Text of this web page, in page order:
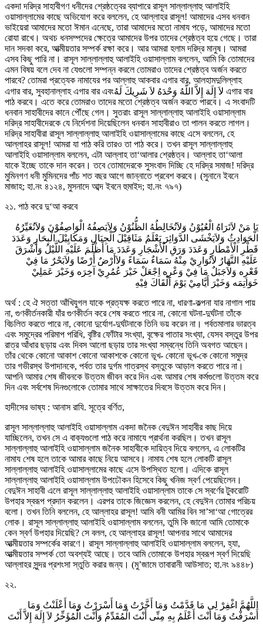
একদা দরিদ্র সাহাবীগণ ধনীদের শ্রেষ্ঠত্বের ব্যাপারে রাসূল সাল্লাল্লাহু আলাইহি
ওয়াসাল্লামের কাছে অভিযোগ করে বললেন, হে আল্লাহর রাসূল! আমাদের এসব ধনবান
ভাইয়েরা আমাদের মতো ঈমান এনেছে, তারা আমাদের মতো নামায পড়ে, আমাদের মতো
রোযা রাখে। অথচ ধনসম্পদের ক্ষেত্রে আমাদের উপর তাদের শ্রেষ্ঠত্ব হয়ে গেছে। তারা
দান সদকা করে, আত্মীয়তার সম্পর্ক রক্ষা করে। আর আমরা হলাম দরিদ্র মানুষ। আমরা
এসব কিছু পারি না। রাসূল সাল্লাল্লাহু আলাইহি ওয়াসাল্লাম বললেন, আমি কি তোমাদের
এমন বিষয় বলে দেব না যেগুলো সম্পন্ন করলে তোমরাও তাদের শ্রেষ্ঠত্ব অর্জন করতে
পারবে? তোমরা প্রত্যেক নামাযের পর আল্লাহু আকবার এগার বার, আলহামদুলিল্লাহ
এগার বার, সুবহানাল্লাহ এগার বার এবংلاَ إِلَهَ إِلاَّ اللَّهُ وَحْدَهُ لاَ شَرِيكَ لَهُ এগার বার
পাঠ করবে। এতে করে তোমরাও তাদের মতো শ্রেষ্ঠত্ব অর্জন করতে পারবে। এ সংবাদটি
ধনবান সাহাবীদের কানে পৌঁছে গেল। সুতরাং রাসূল সাল্লাল্লাহু আলাইহি ওয়াসাল্লাম
দরিদ্র সাহাবীদেরকে যে নির্দেশনা দিয়েছিলেন ধনবান সাহাবীরাও তা পালন করতে লাগল।
দরিদ্র সাহাবীরা রাসূল সাল্লাল্লাহু আলাইহি ওয়াসাল্লামের কাছে এসে বললেন, হে
আল্লাহর রাসূল! আমরা যা পাঠ করি তারও তা পাঠ করে। তখন রাসূল সাল্লাল্লাহু
আলাইহি ওয়াসাল্লাম বললেন, এটা আল্লাহ তা‘আলার শ্রেষ্ঠত্ব। আল্লাহ তা‘আলা
যাকে ইচ্ছে তাকে দান করেন। তবে তোমাদেরকে সুসংবাদ দিচ্ছি হে দরিদ্র সমাজ! দরিদ্র
মুমিনগণ ধনী মুমিনদের পাঁচ শত বছর আগে জান্নাতে প্রবেশ করবে। (সুনানে ইবনে
মাজাহ; হা.নং ৪১২৪, মুসনাদে আব্দ ইবনে হুমাইদ; হা.নং ৭৯৭)
২১. পাঠ করে দু‘আ করবে
يَا مَنْ لاَتَرَاهُ الْعُيُوْنُ وَلاَتُخَالِطُهُ الظُّنُوْنُ وَلاَيَصِفُهُ الْوَاصِفُوْنَ وَلاَتُغَيِّرُهُ
الْحَوَادِثُ وَلاَيَخْشَى الدَّوَائِرَ يَعْلَمُ مَثَاقِيْلَ الْجِبَالِ وَمَكَايِيْلَ الْبِحَارِ وَعَدَدَ
قَطْرِ الْأَمْطَارِ وَعَدَدَ وَرَقِ الْأَشْجَارِ وَعَدَدَ مَا أَظْلَمَ عَلَيْهِ اللَّيْلُ وَأَشْرَقَ
عَلَيْهِ النَّهَارُ لاَتُوَارِيْ مِنْهُ سَمَاءٌ سَمَاءً وَلاَأَرْضٌ أَرْضًا وَلاَبَحْرٌ مَا فِيْ
قَعْرِه وَلاَجَبَلٌ مَا فِيْ وَعْرِه اِجْعَلْ خَيْرَ عُمُرِيْ آخِرَه وَخَيْرَ عَمَلِيْ
خَوَاتِمَه وَخَيْرَ أَيَّامِيْ يَوْمَ اَلْقَاكَ فِيْهِ
অর্থ : হে ঐ সত্তা আঁখিযুগল যাকে প্রত্যক্ষ করতে পারে না, ধারণা-কল্পনা যার নাগাল পায়
না, গুণকীর্তনকারী যাঁর গুণকীর্তন করে শেষ করতে পারে না, কোনো ঘটনা-দুর্ঘটনা তাঁকে
বিচলিত করতে পারে না, কোনো দুর্যোগ-দুর্ঘটনাকে তিনি ভয় করেন না। পর্বতমালার ভারত্ব
এবং সমুদ্রের পরিমাপ পরিধি, বৃষ্টির ফোঁটার সংখ্যা, বৃক্ষের পাতার সংখ্যা, যেসব বস্তুর উপর
রাত্র আঁধার ছড়ায় এবং দিবস আলো ছড়ায় তার সংখ্যা সম্বন্ধে তিনি অবগত আছেন।
তাঁর থেকে কোনো আকাশ কোনো আকাশকে কোনো ভূখ- কোনো ভূখ-কে কোনো সমুদ্র
তার গভীরস্থ উপাদানকে, পর্বত তার দুর্গম গাত্রস্থ বস্তুকে আড়াল করতে পারে না।
আপনি আমার শেষ জীবনকে উত্তম জীবন করে দিন এবং আমার শেষ কর্মগুলো উত্তম করে
দিন এবং সর্বশেষ দিনগুলোকে তোমার সাথে সাক্ষাতের দিবসে উত্তম করে দিন।
হাদীসের ভাষ্য : আনাস রাযি. সূত্রে বর্ণিত,
রাসূল সাল্লাল্লাহু আলাইহি ওয়াসাল্লাম একদা জনৈক বেদুঈন সাহাবীর কাছ দিয়ে
যাচ্ছিলেন, তখন সে এ বাক্যগুলো পাঠ করে নামাযে প্রার্থনা করছিল। তখন রাসূল
সাল্লাল্লাহু আলাইহি ওয়াসাল্লাম জনৈক সাহাবীকে দায়িত্ব দিয়ে বললেন, এ লোকটির
নামায শেষ হলে তাকে আমার কাছে নিয়ে আসবে। নামায শেষ হলে লোকটি রাসূল
সাল্লাল্লাহু আলাইহি ওয়াসাল্লামের কাছে এসে উপস্থিত হলো। এদিকে রাসূল
সাল্লাল্লাহু আলাইহি ওয়াসাল্লাম উপঢৌকন হিসেবে কিছু খনিজ স্বর্ণ পেয়েছিলেন।
বেদুঈন সাহাবী এলে রাসূল সাল্লাল্লাহু আলাইহি ওয়াসাল্লাম তাকে সে স্বর্ণের টুকরোটি
উপহার স্বরূপ প্রদান করলেন। এরপর তাকে জিজ্ঞেস করলেন, হে বেদুঈন তোমার পরিচয়
বলো। তখন তিনি বললেন, হে আল্লাহর রাসূল! আমি বনী আমির বিন সা’সা‘আ গোত্রের
লোক। রাসূল সাল্লাল্লাহু আলাইহি ওয়াসাল্লাম বললেন, তুমি কি জানো আমি তোমাকে
কেন স্বর্ণ উপহার দিয়েছি? সে বলল, হে আল্লাহর রাসূল! আপনার সাথে আমাদের
আত্মীয়তার সম্পর্কের কারণে। রাসূল সাল্লাল্লাহু আলাইহি ওয়াসাল্লাম বললেন, হ্যা,
আত্মীয়তার সম্পর্ক তো অবশ্যই আছে। তবে আমি তোমাকে উপহার স্বরূপ স্বর্ণ দিয়েছি
আল্লাহর সুন্দর প্রশংসা স্তুতি করার জন্য। (মু’জামে তাবারানী আউসাত; হা.নং ৯৪৪৮)
২২.
اللَّهُمَّ اغْفِرْ لِى مَا قَدَّمْتُ وَمَا أَخَّرْتُ وَمَا أَسْرَرْتُ وَمَا أَعْلَنْتُ وَمَا
أَسْرَفْتُ وَمَا أَنْتَ أَعْلَمُ بِهِ مِنِّى أَنْتَ الْمُقَدِّمُ وَأَنْتَ الْمُؤَخِّرُ لاَ إِلَهَ إِلاَّ أَنْتَ